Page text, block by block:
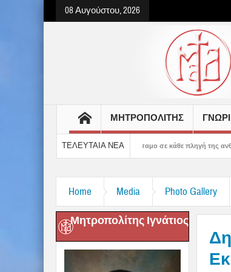
08 Αυγούστου, 2026
ΜΗΤΡΟΠΟΛΙΤΗΣ
ΤΕΛΕΥΤΑΙΑ ΝΕΑ
και δίνει βάλσαμο σε κάθε πληγή της ανθρώπινης ψυχής» –
Home Media Photo Gallery
Μητροπολίτης Ιγνάτιος